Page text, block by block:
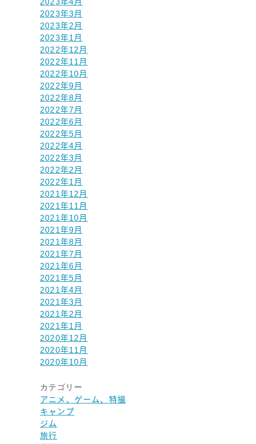
2023年4月
2023年3月
2023年2月
2023年1月
2022年12月
2022年11月
2022年10月
2022年9月
2022年8月
2022年7月
2022年6月
2022年5月
2022年4月
2022年3月
2022年2月
2022年1月
2021年12月
2021年11月
2021年10月
2021年9月
2021年8月
2021年7月
2021年6月
2021年5月
2021年4月
2021年3月
2021年2月
2021年1月
2020年12月
2020年11月
2020年10月
カテゴリー
アニメ、ゲーム、特撮
キャンプ
ジム
旅行